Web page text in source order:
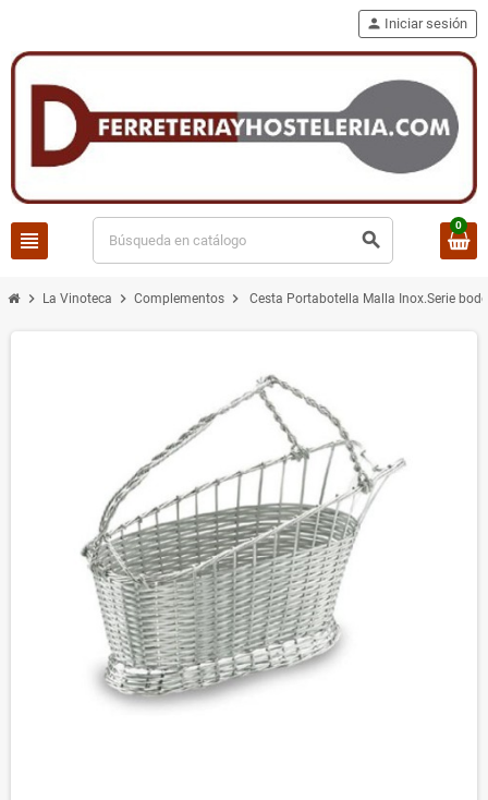
view_headline search
person Iniciar sesión
0
chevron_right La Vinoteca chevron_right Complementos chevron_right Cesta Portabotella Malla Inox.Serie